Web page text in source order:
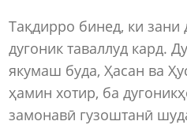
Тақдирро бинед, ки
дугоник таваллуд кард.
якумаш буда, Ҳасан ва
ҳамин хотир, ба
замонавӣ гузоштанӣ